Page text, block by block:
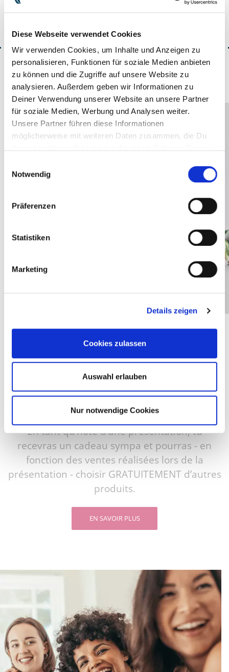
Diese Webseite verwendet Cookies
Wir verwenden Cookies, um Inhalte und Anzeigen zu
personalisieren, Funktionen für soziale Medien anbieten
zu können und die Zugriffe auf unsere Website zu
analysieren. Außerdem geben wir Informationen zu
Deiner Verwendung unserer Website an unsere Partner
für soziale Medien, Werbung und Analysen weiter.
Unsere Partner führen diese Informationen
möglicherweise mit weiteren Daten zusammen, die Du
Notwendig
Präferenzen
Statistiken
Marketing
Details zeigen
Cookies zulassen
Auswahl erlauben
Nur notwendige Cookies
ACCUEILLIR UNE PRESENTATION
CADEAU D'HÔTE
Accueillir une présentation en vaut la peine !
En tant qu’hôte d’une présentation, tu
recevras un cadeau sympa et pourras - en
fonction des ventes réalisées lors de la
présentation - choisir GRATUITEMENT d’autres
produits.
EN SAVOIR PLUS